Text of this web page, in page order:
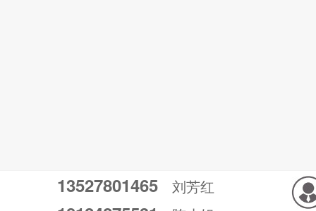
13527801465 刘芳红